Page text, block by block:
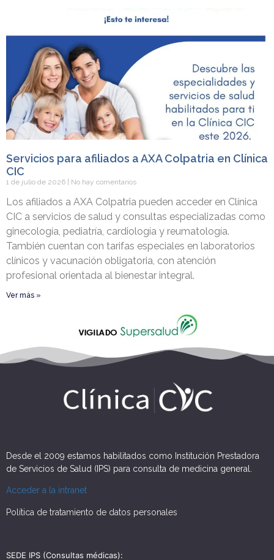
Servicios para afiliados a AXA Colpatria en Clínica
CIC
1 de julio de 2026 No hay comentarios
Los afiliados a AXA Colpatria pueden acceder en Clínica
CIC a servicios de salud y consultas especializadas como
ginecología, pediatría, cardiología y reumatología.
También cuentan con tarifas especiales en laboratorios
clínicos y vacunación obligatoria, con atención
profesional orientada al bienestar integral.
Ver más »
Desde el 2009 estamos habilitados como Institución Prestadora
de Servicios de Salud (IPS) para consulta de medicina general.
Acceder a la intranet
Política de tratamiento de datos personales
SEDE IPS (Consultas médicas):